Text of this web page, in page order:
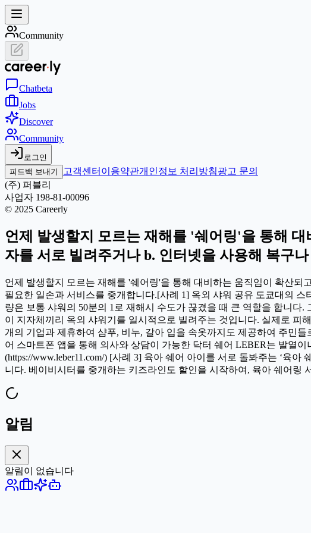
Community
Chatbeta
Jobs
Discover
Community
로그인
피드백 보내기
고객센터 이용약관개인정보 처리방침광고 문의
(주) 퍼블리
사업자 198-81-00096
© 2025 Careerly
언제 발생할지 모르는 재해를 '쉐어링'을 통해
자를 서로 빌려주거나 b. 인터넷을 사용해 복구
언제 발생할지 모르는 재해를 '쉐어링'을 통해 대비하는 움직임이 확산되
필요한 일손과 서비스를 중개합니다. ​[사례 1] 옥외 샤워 공유 도쿄대의
량은 보통 샤워의 50분의 1로 재해시 수도가 끊겼을 때 큰 역할을 합니
이 지자체끼리 옥외 샤워기를 일시적으로 빌려주는 것입니다. 실제로 피
개의 기업과 제휴하여 샴푸, 비누, 갈아 입을 속옷까지도 제공하여 주민
어 스마트폰 앱을 통해 의사와 상담이 가능한 닥터 쉐어 LEBER는 발열
(https://www.leber11.com/) [사례 3] 육아 쉐어 아이를 서로 돌봐주는 ‘육
니다. 베이비시터를 중개하는 키즈라인도 할인을 시작하여, 육아 쉐어링
알림
알림이 없습니다